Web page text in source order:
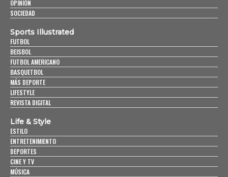
OPINIÓN
SOCIEDAD
Sports Illustrated
FUTBOL
BEISBOL
FUTBOL AMERICANO
BASQUETBOL
MÁS DEPORTE
LIFESTYLE
REVISTA DIGITAL
Life & Style
ESTILO
ENTRETENIMIENTO
DEPORTES
CINE Y TV
MÚSICA